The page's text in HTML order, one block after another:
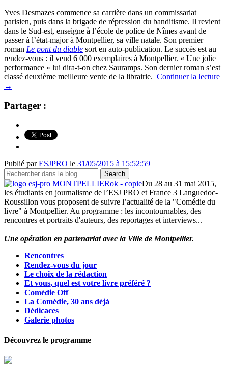
Yves Desmazes commence sa carrière dans un commissariat
parisien, puis dans la brigade de répression du banditisme. Il revient
dans le Sud-est, enseigne à l’école de police de Nîmes avant de
passer à l’état-major à Montpellier, sa ville natale. Son premier
roman Le pont du diable sort en auto-publication. Le succès est au
rendez-vous : il vend 6 000 exemplaires à Montpellier. « Une jolie
performance » lui dira-t-on chez Sauramps. Son dernier roman s’est
classé deuxième meilleure vente de la librairie. Continuer la lecture
→
Partager :
Publié parESJPRO le 31/05/2015 à 15:52:59
Du 28 au 31 mai 2015,
les étudiants en journalisme de l’ESJ PRO et France 3 Languedoc-
Roussillon vous proposent de suivre l’actualité de la "Comédie du
livre" à Montpellier. Au programme : les incontournables, des
rencontres et portraits d'auteurs, des reportages et interviews...
Une opération en partenariat avec la Ville de Montpellier.
Rencontres
Rendez-vous du jour
Le choix de la rédaction
Et vous, quel est votre livre préféré ?
Comédie Off
La Comédie, 30 ans déjà
Dédicaces
Galerie photos
Découvrez le programme